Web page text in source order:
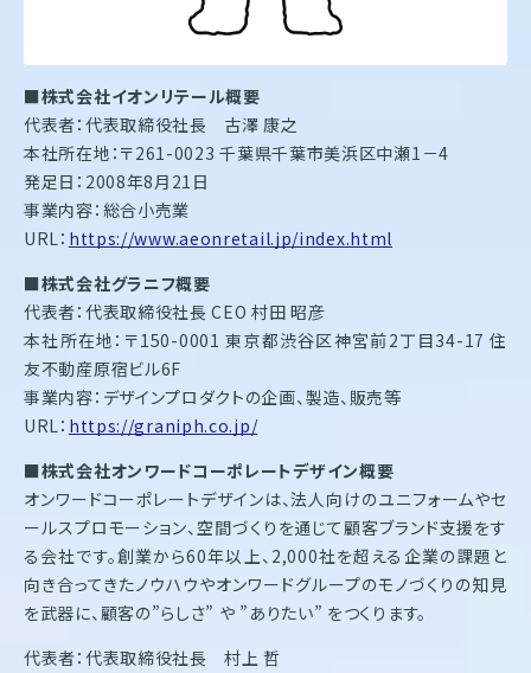
■株式会社イオンリテール概要
代表者：代表取締役社長 古澤 康之
本社所在地：〒261-0023 千葉県千葉市美浜区中瀬1－4
発足日：2008年8月21日
事業内容：総合小売業
URL： https://www.aeonretail.jp/index.html
■株式会社グラニフ概要
代表者：代表取締役社長 CEO 村田 昭彦
本社所在地：〒150-0001 東京都渋谷区神宮前2丁目34-17 住
友不動産原宿ビル6F
事業内容：デザインプロダクトの企画、製造、販売等
URL： https://graniph.co.jp/
■株式会社オンワードコーポレートデザイン概要
オンワードコーポレートデザインは、法人向けのユニフォームやセ
ールスプロモーション、空間づくりを通じて顧客ブランド支援をす
る会社です。創業から60年以上、2,000社を超える企業の課題と
向き合ってきたノウハウやオンワードグループのモノづくりの知見
を武器に、顧客の”らしさ” や ”ありたい” をつくります。
代表者：代表取締役社長 村上 哲